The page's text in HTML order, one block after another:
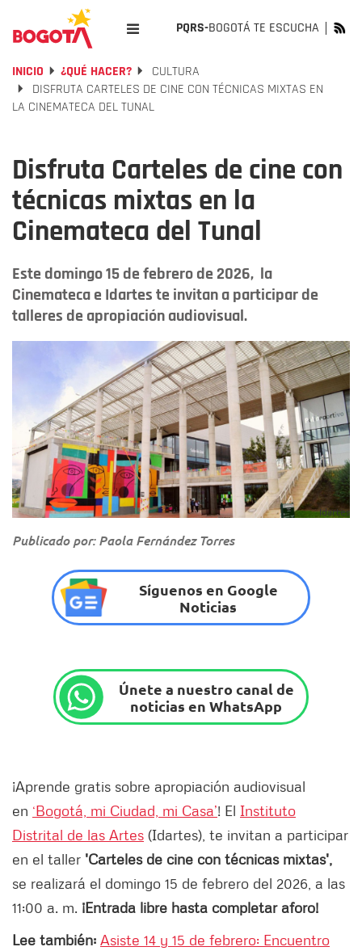
PQRS-BOGOTÁ TE ESCUCHA
INICIO ¿QUÉ HACER?
CULTURA
DISFRUTA CARTELES DE CINE CON TÉCNICAS MIXTAS EN
LA CINEMATECA DEL TUNAL
Disfruta Carteles de cine con
técnicas mixtas en la
Cinemateca del Tunal
Este domingo 15 de febrero de 2026, la
Cinemateca e Idartes te invitan a participar de
talleres de apropiación audiovisual.
Idartes
Publicado por: Paola Fernández Torres
Síguenos en Google
Noticias
Únete a nuestro canal de
noticias en WhatsApp
¡Aprende gratis sobre apropiación audiovisual
en ‘Bogotá, mi Ciudad, mi Casa’! El Instituto
Distrital de las Artes (Idartes), te invitan a participar
en el taller 'Carteles de cine con técnicas mixtas',
se realizará el domingo 15 de febrero del 2026, a las
11:00 a. m. ¡Entrada libre hasta completar aforo!
Lee también: Asiste 14 y 15 de febrero: Encuentro